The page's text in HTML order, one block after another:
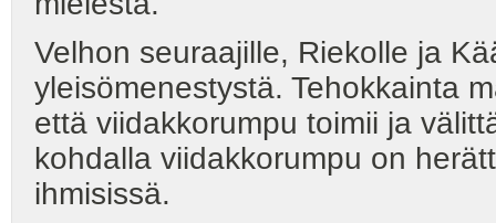
Velhon seuraajille, Riekolle ja
yleisömenestystä. Tehokkainta
että viidakkorumpu toimii ja
kohdalla viidakkorumpu on
ihmisissä.